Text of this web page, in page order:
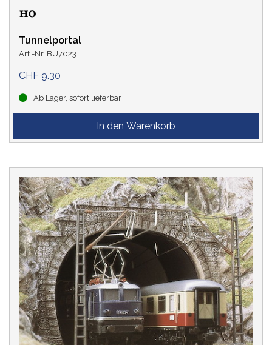
Tunnelportal
Art.-Nr. BU7023
CHF 9.30
Ab Lager, sofort lieferbar